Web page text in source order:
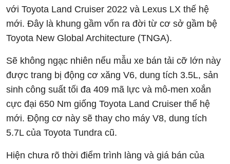
với Toyota Land Cruiser 2022 và Lexus LX thế hệ
mới. Đây là khung gầm vốn ra đời từ cơ sở gầm bệ
Toyota New Global Architecture (TNGA).
Sẽ không ngạc nhiên nếu mẫu xe bán tải cỡ lớn này
được trang bị động cơ xăng V6, dung tích 3.5L, sản
sinh công suất tối đa 409 mã lực và mô-men xoắn
cực đại 650 Nm giống Toyota Land Cruiser thế hệ
mới. Động cơ này sẽ thay cho máy V8, dung tích
5.7L của Toyota Tundra cũ.
Hiện chưa rõ thời điểm trình làng và giá bán của